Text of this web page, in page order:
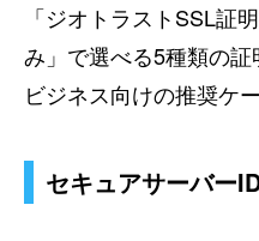
「ジオトラストSSL証
み」で選べる5種類の
ビジネス向けの推奨ケ
セキュアサーバー